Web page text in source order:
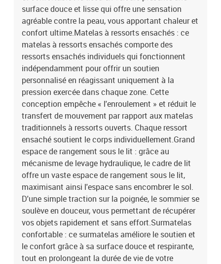
contient :1 x cadre de lit1 x tête de lit1 x matelas1 x surmatelas
surface douce et lisse qui offre une sensation
agréable contre la peau, vous apportant chaleur et
confort ultime.Matelas à ressorts ensachés : ce
matelas à ressorts ensachés comporte des
ressorts ensachés individuels qui fonctionnent
indépendamment pour offrir un soutien
personnalisé en réagissant uniquement à la
pression exercée dans chaque zone. Cette
conception empêche « l'enroulement » et réduit le
transfert de mouvement par rapport aux matelas
traditionnels à ressorts ouverts. Chaque ressort
ensaché soutient le corps individuellement.Grand
espace de rangement sous le lit : grâce au
mécanisme de levage hydraulique, le cadre de lit
offre un vaste espace de rangement sous le lit,
maximisant ainsi l'espace sans encombrer le sol.
D'une simple traction sur la poignée, le sommier se
soulève en douceur, vous permettant de récupérer
vos objets rapidement et sans effort.Surmatelas
confortable : ce surmatelas améliore le soutien et
le confort grâce à sa surface douce et respirante,
tout en prolongeant la durée de vie de votre